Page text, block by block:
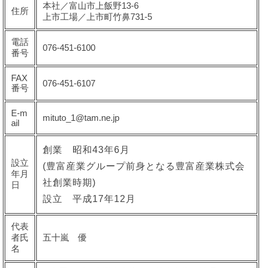
住所
本社／富山市上飯野13-6
上市工場／上市町竹鼻731-5
電話
番号
076-451-6100
FAX
番号
076-451-6107
E-m
ail
mituto_1@tam.ne.jp
設立
年月
日
創業 昭和43年6月
(豊富産業グループ前身となる豊富産業株式会
社創業時期)
設立 平成17年12月
代表
者氏
名
五十嵐 優